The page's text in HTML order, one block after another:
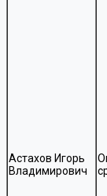
Астахов Игорь
Владимирович